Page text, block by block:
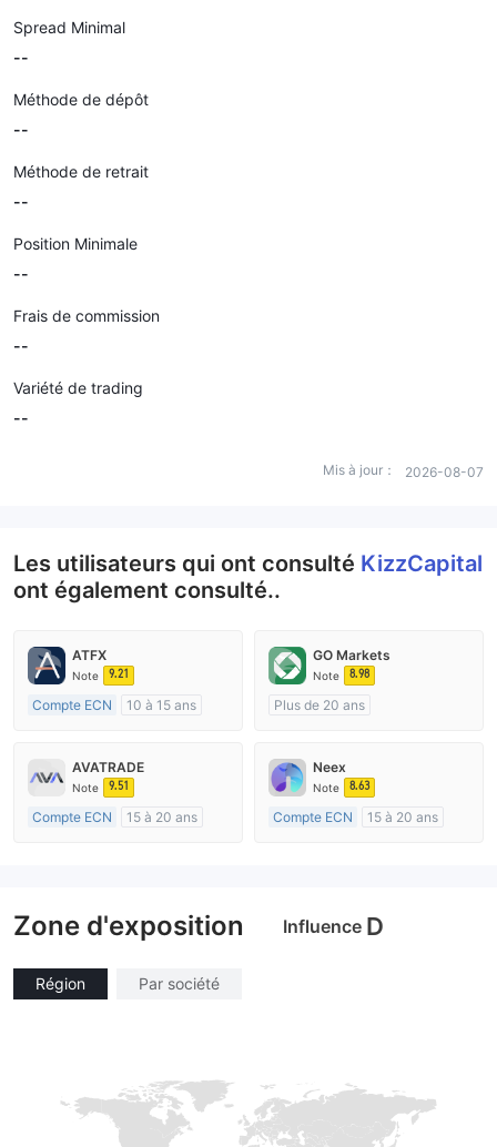
Spread Minimal
--
Méthode de dépôt
--
Méthode de retrait
--
Position Minimale
--
Frais de commission
--
Variété de trading
--
Mis à jour： 2026-08-07
Les utilisateurs qui ont consulté KizzCapital
ont également consulté..
ATFX
Note 9.21
Compte ECN
10 à 15 ans
Etiquette principale MT4
GO Markets
Note 8.98
Plus de 20 ans
Market Making (MM)
cTrader
AVATRADE
Note 9.51
Compte ECN
15 à 20 ans
Neex
Note 8.63
Compte ECN
15 à 20 ans
Zone d'exposition Influence D
Région Par société